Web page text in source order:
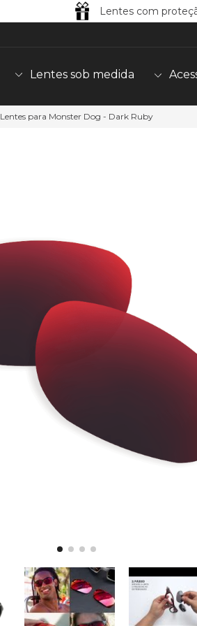
Lentes com
Lentes sob medida
Lentes para Monster Dog - Dark Ruby
9º